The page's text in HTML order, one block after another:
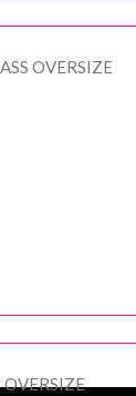
OVERSIZE